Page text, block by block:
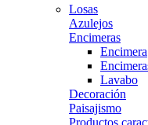
Losas
Azulejos
Encimeras
Encimera
Lavabo
Decoración
Paisajismo